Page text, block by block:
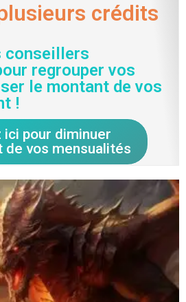
crédits
conseillers
regrouper vos
le montant de vos
!
ici pour diminuer
de vos mensualités